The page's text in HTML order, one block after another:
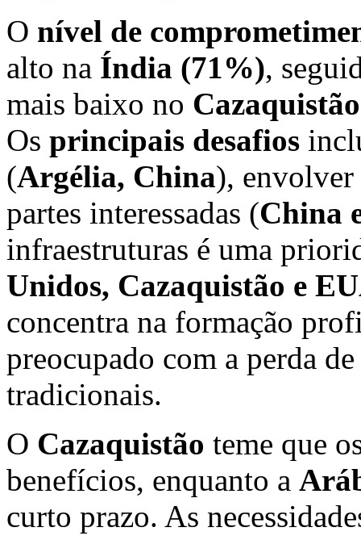
O nível de
alto na Índia (71%),
mais baixo no
Os principais desafios
(Argélia, China), envolver
partes interessadas (China
infraestruturas é uma
Unidos, Cazaquistão e
concentra na formação
preocupado com a perda
tradicionais.
O Cazaquistão teme que
benefícios, enquanto a
curto prazo. As